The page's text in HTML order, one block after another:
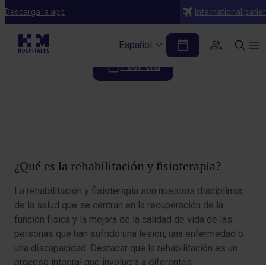
Descarga la app International
Español
Especialidades
Rehabilitación y Fisioterapia
Pedir cita
¿Qué es la rehabilitación y fisioterapia?
La rehabilitación y fisioterapia son nuestras disciplinas
de la salud que se centran en la recuperación de la
función física y la mejora de la calidad de vida de las
personas que han sufrido una lesión, una enfermedad o
una discapacidad. Destacar que la rehabilitación es un
proceso integral que involucra a diferentes